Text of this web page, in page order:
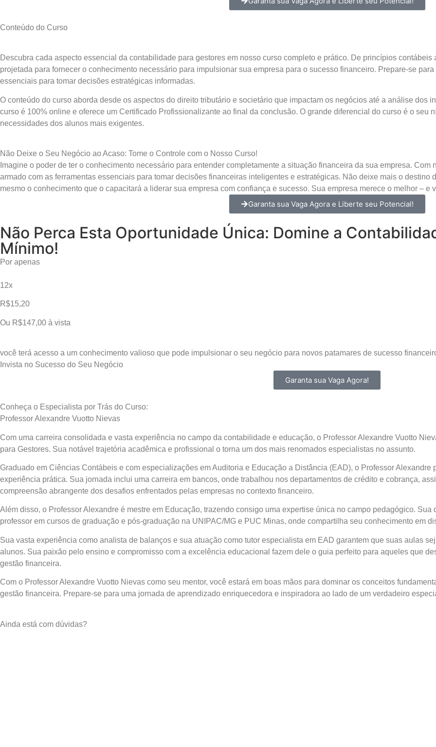
Conteúdo do Curso
Descubra cada aspecto essencial da contabilidade para gestores em nosso curso completo e prático. De princípios
projetada para fornecer o conhecimento necessário para impulsionar sua empresa para o sucesso financeiro. Prepare-se
essenciais para tomar decisões estratégicas informadas.
O conteúdo do curso aborda desde os aspectos do direito tributário e societário que impactam os negócios até a análise dos
curso é 100% online e oferece um Certificado Profissionalizante ao final da conclusão. O grande diferencial do curso é o seu
necessidades dos alunos mais exigentes.
Não Deixe o Seu Negócio ao Acaso: Tome o Controle com o Nosso Curso!
Imagine o poder de ter o conhecimento necessário para entender completamente a situação financeira da sua empresa.
armado com as ferramentas essenciais para tomar decisões financeiras inteligentes e estratégicas. Não deixe mais o
mesmo o conhecimento que o capacitará a liderar sua empresa com confiança e sucesso. Sua empresa merece o melhor – e
Garanta sua Vaga Agora e Liberte seu Potencial!
Não Perca Esta Oportunidade Única: Domine a
Mínimo!
Por apenas
12x
R$15,20
Ou R$147,00 à vista
você terá acesso a um conhecimento valioso que pode impulsionar o seu negócio para novos patamares de sucesso
Invista no Sucesso do Seu Negócio
Garanta sua Vaga Agora!
Conheça o Especialista por Trás do Curso:
Professor Alexandre Vuotto Nievas
Com uma carreira consolidada e vasta experiência no campo da contabilidade e educação, o Professor Alexandre Vuotto
para Gestores. Sua notável trajetória acadêmica e profissional o torna um dos mais renomados especialistas no assunto.
Graduado em Ciências Contábeis e com especializações em Auditoria e Educação a Distância (EAD), o Professor
experiência prática. Sua jornada inclui uma carreira em bancos, onde trabalhou nos departamentos de crédito e cobrança,
compreensão abrangente dos desafios enfrentados pelas empresas no contexto financeiro.
Além disso, o Professor Alexandre é mestre em Educação, trazendo consigo uma expertise única no campo pedagógico.
professor em cursos de graduação e pós-graduação na UNIPAC/MG e PUC Minas, onde compartilha seu conhecimento em
Sua vasta experiência como analista de balanços e sua atuação como tutor especialista em EAD garantem que suas aulas
alunos. Sua paixão pelo ensino e compromisso com a excelência educacional fazem dele o guia perfeito para aqueles que
gestão financeira.
Com o Professor Alexandre Vuotto Nievas como seu mentor, você estará em boas mãos para dominar os conceitos
gestão financeira. Prepare-se para uma jornada de aprendizado enriquecedora e inspiradora ao lado de um verdadeiro
Ainda está com dúvidas?